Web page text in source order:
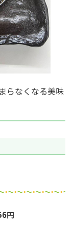
らなくなる美味
円